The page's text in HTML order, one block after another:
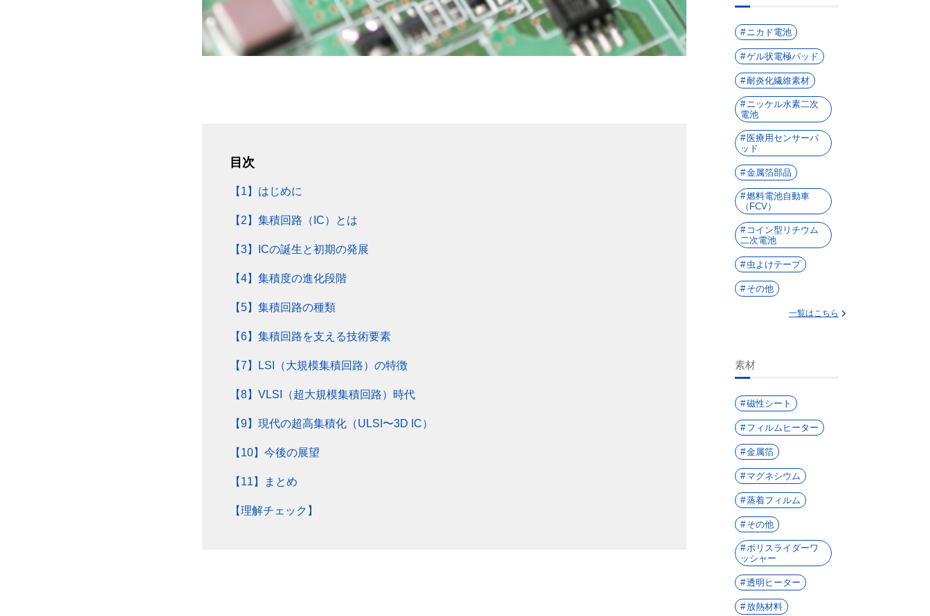
目次
【1】はじめに
【2】集積回路（IC）とは
【3】ICの誕生と初期の発展
【4】集積度の進化段階
【5】集積回路の種類
【6】集積回路を支える技術要素
【7】LSI（大規模集積回路）の特徴
【8】VLSI（超大規模集積回路）時代
【9】現代の超高集積化（ULSI〜3D IC）
【10】今後の展望
【11】まとめ
【理解チェック】
ニカド電池
ゲル状電極パッド
耐炎化繊維素材
ニッケル水素二次
電池
医療用センサーパ
ッド
金属箔部品
燃料電池自動車
（FCV）
コイン型リチウム
二次電池
虫よけテープ
その他
一覧はこちら
素材
磁性シート
フィルムヒーター
金属箔
マグネシウム
蒸着フィルム
その他
ポリスライダーワ
ッシャー
透明ヒーター
放熱材料